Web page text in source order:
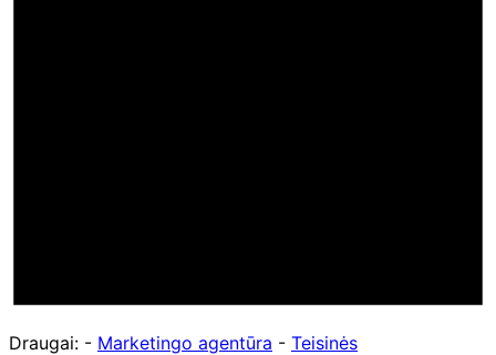
Draugai: - Marketingo agentūra - Teisinės